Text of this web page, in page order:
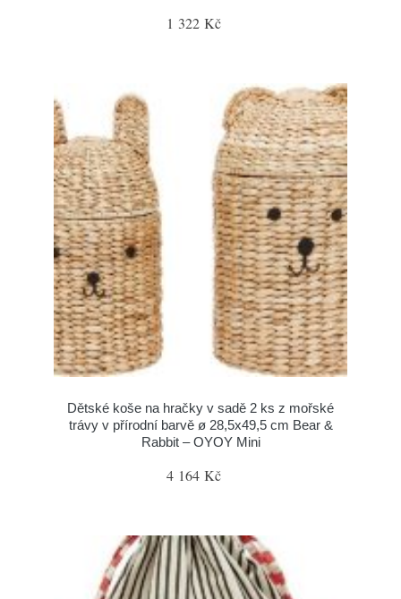
1 322 Kč
Dětské koše na hračky v sadě 2 ks z mořské
trávy v přírodní barvě ø 28,5x49,5 cm Bear &
Rabbit – OYOY Mini
4 164 Kč